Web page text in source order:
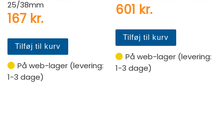
25/38mm
167 kr.
Tilføj til kurv
På web-lager (levering:
1-3 dage)
601 kr.
Tilføj til kurv
På web-lager (levering:
1-3 dage)